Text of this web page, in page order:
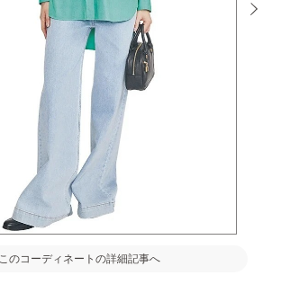
このコーディネートの詳細記事へ